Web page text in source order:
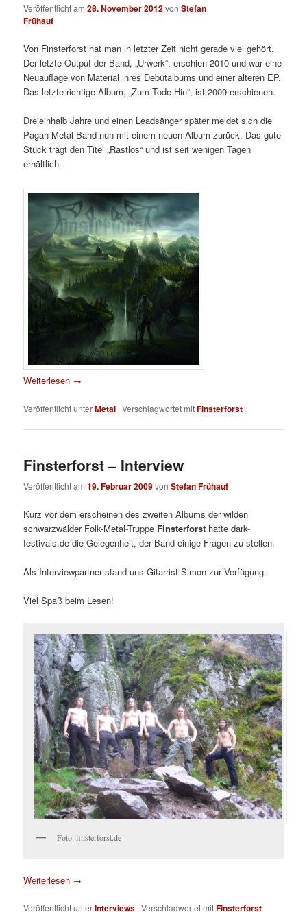
Veröffentlicht am28. November 2012vonStefan
Frühauf
Von Finsterforst hat man in letzter Zeit nicht gerade viel gehört.
Der letzte Output der Band, „Urwerk“, erschien 2010 und war eine
Neuauflage von Material ihres Debütalbums und einer älteren EP.
Das letzte richtige Album, „Zum Tode Hin“, ist 2009 erschienen.
Dreieinhalb Jahre und einen Leadsänger später meldet sich die
Pagan-Metal-Band nun mit einem neuen Album zurück. Das gute
Stück trägt den Titel „Rastlos“ und ist seit wenigen Tagen
erhältlich.
Weiterlesen →
Veröffentlicht unterMetal |Verschlagwortet mitFinsterforst
Finsterforst – Interview
Veröffentlicht am19. Februar 2009vonStefan Frühauf
Kurz vor dem erscheinen des zweiten Albums der wilden
schwarzwälder Folk-Metal-Truppe Finsterforst hatte dark-
festivals.de die Gelegenheit, der Band einige Fragen zu stellen.
Als Interviewpartner stand uns Gitarrist Simon zur Verfügung.
Viel Spaß beim Lesen!
Foto: finsterforst.de
Weiterlesen →
Veröffentlicht unterInterviews |Verschlagwortet mitFinsterforst